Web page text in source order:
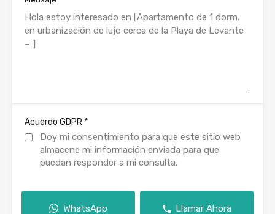
Acuerdo GDPR *
Doy mi consentimiento para que este sitio web
almacene mi información enviada para que
puedan responder a mi consulta.
WhatsApp Llamar Ahora